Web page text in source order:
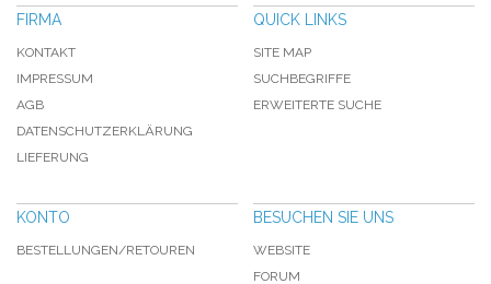
FIRMA
KONTAKT
IMPRESSUM
AGB
DATENSCHUTZERKLÄRUNG
LIEFERUNG
QUICK LINKS
SITE MAP
SUCHBEGRIFFE
ERWEITERTE SUCHE
KONTO
BESTELLUNGEN/RETOUREN
BESUCHEN SIE UNS
WEBSITE
FORUM